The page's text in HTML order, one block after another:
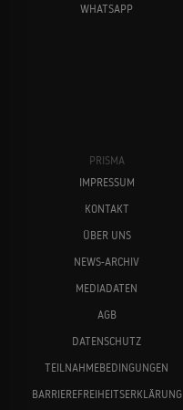
WHATSAPP
PRISMA
IMPRESSUM
KONTAKT
ÜBER UNS
NEWS-ARCHIV
MEDIADATEN
AGB
DATENSCHUTZ
TEILNAHMEBEDINGUNGEN
BARRIEREFREIHEITSERKLÄRUNG